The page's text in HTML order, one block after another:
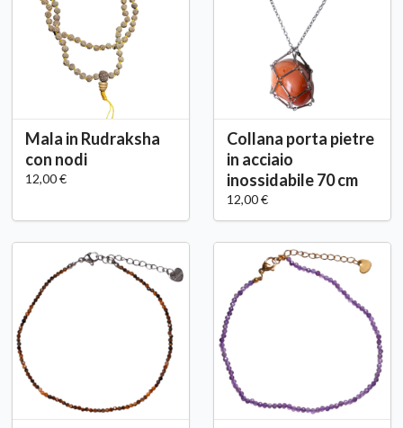
Mala in Rudraksha
con nodi
12,00 €
Collana porta pietre
in acciaio
inossidabile 70 cm
12,00 €